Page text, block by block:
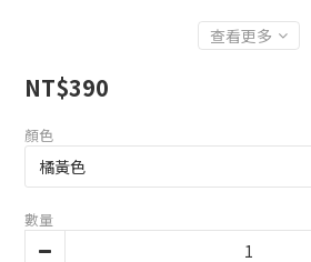
查看更多
NT$390
顏色
數量